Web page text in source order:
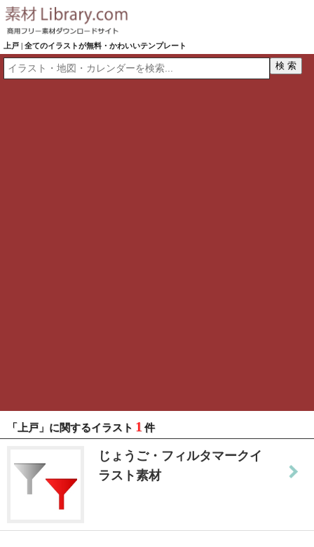
上戸 | 全てのイラストが無料・かわいいテンプレート
「上戸」に関するイラスト 1 件
じょうご・フィルタマークイ
ラスト素材